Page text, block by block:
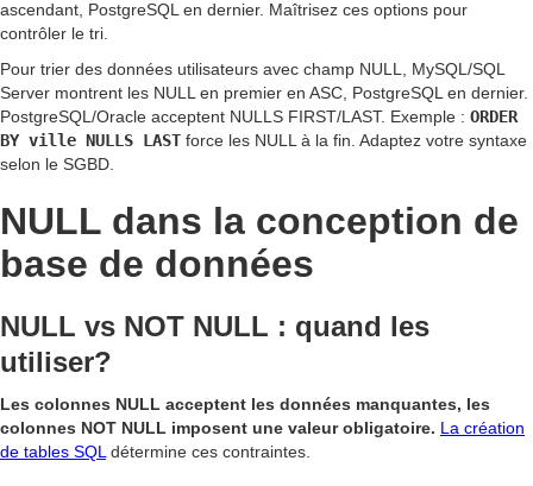
ascendant, PostgreSQL en dernier. Maîtrisez ces options pour
contrôler le tri.
Pour trier des données utilisateurs avec champ NULL, MySQL/SQL
Server montrent les NULL en premier en ASC, PostgreSQL en dernier.
PostgreSQL/Oracle acceptent NULLS FIRST/LAST. Exemple : ORDER
BY ville NULLS LAST force les NULL à la fin. Adaptez votre syntaxe
selon le SGBD.
NULL dans la conception de
base de données
NULL vs NOT NULL : quand les
utiliser?
Les colonnes NULL acceptent les données manquantes, les
colonnes NOT NULL imposent une valeur obligatoire. La création
de tables SQL détermine ces contraintes.